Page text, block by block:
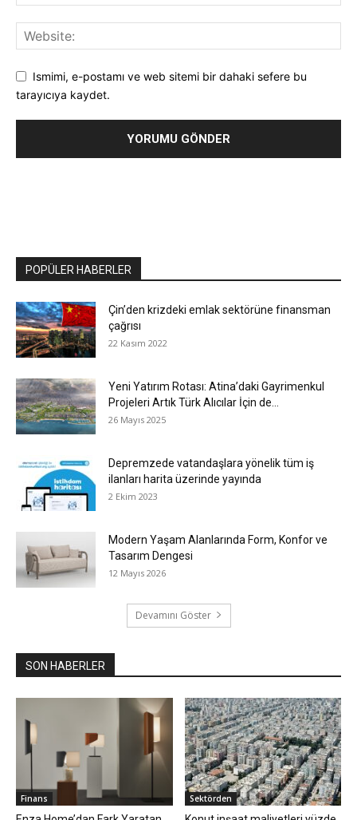
Ismimi, e-postamı ve web sitemi bir dahaki sefere bu
tarayıcıya kaydet.
POPÜLER HABERLER
Çin’den krizdeki emlak sektörüne finansman
çağrısı
22 Kasım 2022
Yeni Yatırım Rotası: Atina’daki Gayrimenkul
Projeleri Artık Türk Alıcılar İçin de...
26 Mayıs 2025
Depremzede vatandaşlara yönelik tüm iş
ilanları harita üzerinde yayında
2 Ekim 2023
Modern Yaşam Alanlarında Form, Konfor ve
Tasarım Dengesi
12 Mayıs 2026
Devamını Göster
SON HABERLER
Finans Sektörden